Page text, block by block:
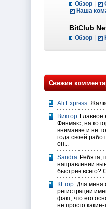
Обзор
Наша
BitClub
Обзор
Свежие
Ali Express:
Виктор: Главное
Финмакс, на
внимание и не
года своей
он...
Sandra: Ребята,
направлении
быстрее всего?
КЕгор: Для меня
регистрации
факт, что его
не просто